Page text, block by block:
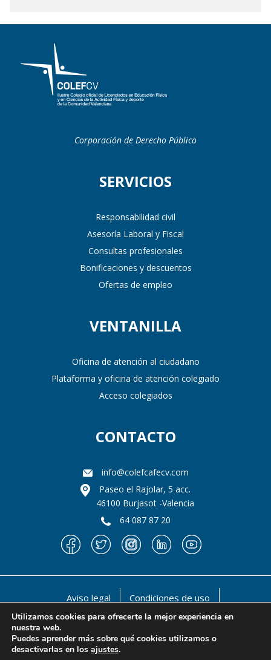
Corporación de Derecho Público
SERVICIOS
Responsabilidad civil
Asesoría Laboral y Fiscal
Consultas profesionales
Bonificaciones y descuentos
Ofertas de empleo
VENTANILLA
Oficina de atención al ciudadano
Plataforma y oficina de atención colegiado
Acceso colegiados
CONTACTO
info@colefcafecv.com
Paseo el Rajolar, 5 acc.
46100 Burjasot -Valencia
64 087 87 20
Aviso legal
Condiciones de uso
Política de privacidad
Política de cookies
@ 1990-2021 Il llustre Colegio oficial de Licenciados
en Educación Física y en Ciencias de la Actividad Física
Utilizamos cookies para ofrecerte la mejor experiencia en
nuestra web.
Puedes aprender más sobre qué cookies utilizamos o
desactivarlas en los ajustes.